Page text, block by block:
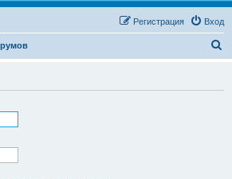
Вход
Регистрация